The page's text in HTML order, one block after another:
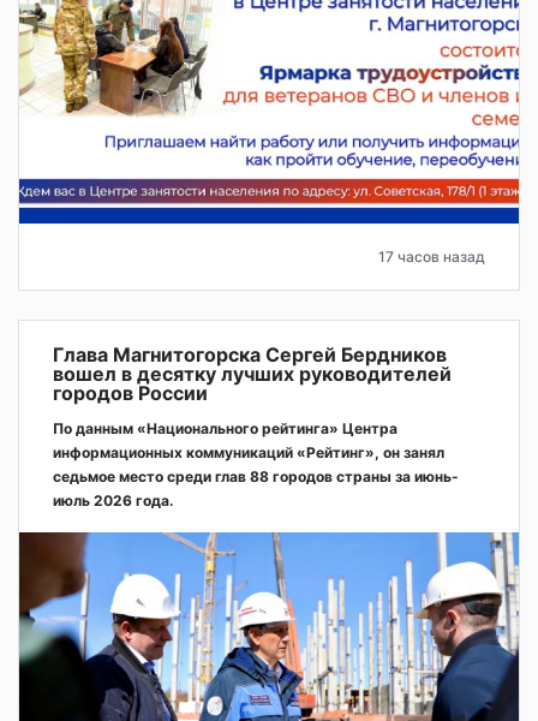
17 часов назад
Глава Магнитогорска Сергей Бердников
вошел в десятку лучших руководителей
городов России
По данным «Национального рейтинга» Центра
информационных коммуникаций «Рейтинг», он занял
седьмое место среди глав 88 городов страны за июнь-
июль 2026 года.